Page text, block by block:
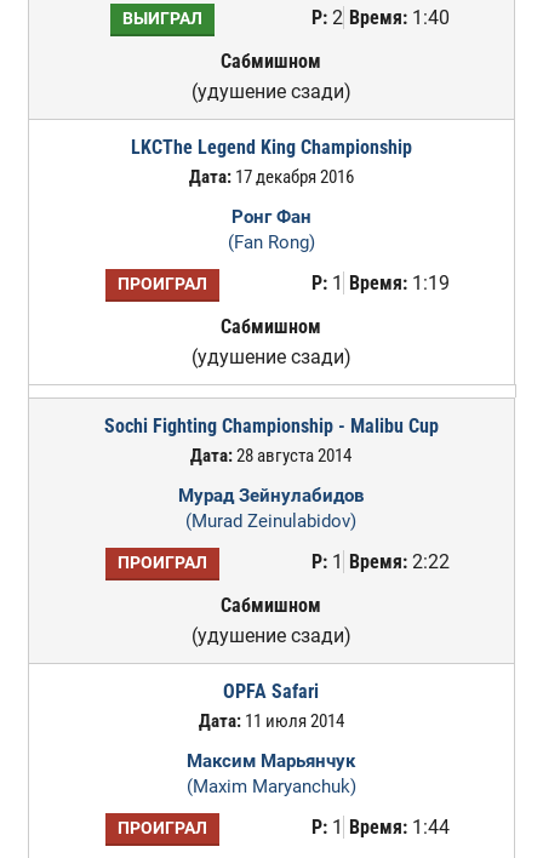
ВЫИГРАЛ Р:2 Время:1:40
Сабмишном
(удушение сзади)
LKCThe Legend King Championship
Дата:17 декабря 2016
Ронг Фан
(Fan Rong)
ПРОИГРАЛ Р:1 Время:1:19
Сабмишном
(удушение сзади)
Sochi Fighting Championship - Malibu Cup
Дата:28 августа 2014
Мурад Зейнулабидов
(Murad Zeinulabidov)
ПРОИГРАЛ Р:1 Время:2:22
Сабмишном
(удушение сзади)
OPFA Safari
Дата:11 июля 2014
Максим Марьянчук
(Maxim Maryanchuk)
ПРОИГРАЛ Р:1 Время:1:44